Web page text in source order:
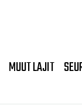
MUUT LAJIT